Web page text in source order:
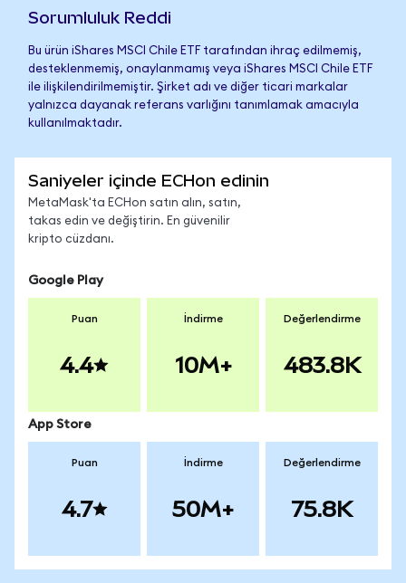
Sorumluluk Reddi
Bu ürün iShares MSCI Chile ETF tarafından ihraç edilmemiş,
desteklenmemiş, onaylanmamış veya iShares MSCI Chile ETF
ile ilişkilendirilmemiştir. Şirket adı ve diğer ticari markalar
yalnızca dayanak referans varlığını tanımlamak amacıyla
kullanılmaktadır.
Saniyeler içinde ECHon edinin
MetaMask'ta ECHon satın alın, satın,
takas edin ve değiştirin. En güvenilir
kripto cüzdanı.
Google Play
Puan
4.4
İndirme
10M+
Değerlendirme
483.8K
App Store
Puan
4.7
İndirme
50M+
Değerlendirme
75.8K